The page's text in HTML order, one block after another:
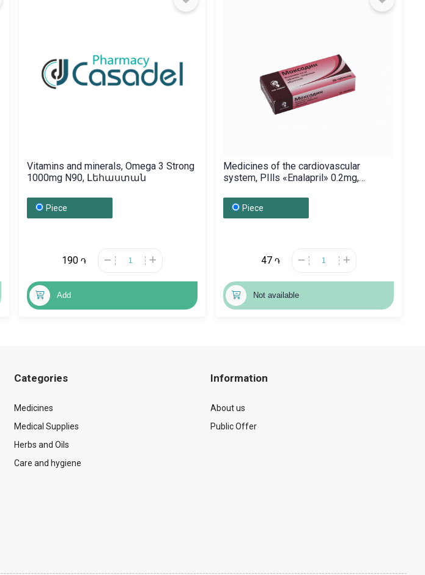
Vitamins and minerals, Omega 3 Strong
1000mg N90, Լեհաստան
Piece
190 ֏
Add
Medicines of the cardiovascular
system, PIlls «Enalapril» 0.2mg,
Piece
47 ֏
Not available
Categories
Medicines
Medical Supplies
Herbs and Oils
Care and hygiene
Information
About us
Public Offer